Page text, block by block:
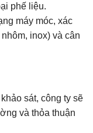
phế liệu.
máy móc, xác
inox) và cân
sát, công ty sẽ
và thỏa thuận